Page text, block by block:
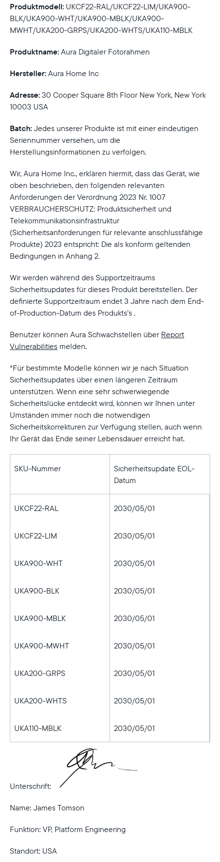
Wählen Sie Ihren Standort
Aktuell
Wählen Sie Ihren Standort
Sprache wählen:
Produktmodell: UKCF22-RAL/UKCF22-LIM/UKA900-
BLK/UKA900-WHT/UKA900-MBLK/UKA900-
MWHT/UKA200-GRPS/UKA200-WHTS/UKA110-MBLK
Produktname: Aura Digitaler Fotorahmen
Hersteller: Aura Home Inc
Adresse: 30 Cooper Square 8th Floor New York, New York
10003 USA
Batch: Jedes unserer Produkte ist mit einer eindeutigen
Seriennummer versehen, um die
Herstellungsinformationen zu verfolgen.
Wir, Aura Home Inc., erklären hiermit, dass das Gerät, wie
oben beschrieben, den folgenden relevanten
Anforderungen der Verordnung 2023 Nr. 1007
VERBRAUCHERSCHUTZ: Produktsicherheit und
Telekommunikationsinfrastruktur
(Sicherheitsanforderungen für relevante anschlussfähige
Produkte) 2023 entspricht: Die als konform geltenden
Bedingungen in Anhang 2.
Wir werden während des Supportzeitraums
Sicherheitsupdates für dieses Produkt bereitstellen. Der
definierte Supportzeitraum endet 3 Jahre nach dem End-
of-Production-Datum des Produkts’s .
Benutzer können Aura Schwachstellen über Report
Vulnerabilities melden.
*Für bestimmte Modelle können wir je nach Situation
Sicherheitsupdates über einen längeren Zeitraum
unterstützen. Wenn eine sehr schwerwiegende
Sicherheitslücke entdeckt wird, können wir Ihnen unter
Umständen immer noch die notwendigen
Sicherheitskorrekturen zur Verfügung stellen, auch wenn
Ihr Gerät das Ende seiner Lebensdauer erreicht hat.
SKU-Nummer
Sicherheitsupdate EOL-
Datum
UKCF22-RAL 2030/05/01
UKCF22-LIM 2030/05/01
UKA900-WHT 2030/05/01
UKA900-BLK 2030/05/01
UKA900-MBLK 2030/05/01
UKA900-MWHT 2030/05/01
UKA200-GRPS 2030/05/01
UKA200-WHTS 2030/05/01
UKA110-MBLK 2030/05/01
Unterschrift:
Name: James Tomson
Funktion: VP, Platform Engineering
Standort: USA